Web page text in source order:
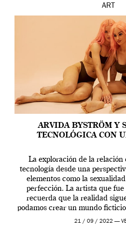
ART
ARVIDA BYSTRÖM Y
TECNOLÓGICA CON
La exploración de la relación
tecnología desde una
elementos como la
perfección. La artista que
recuerda que la realidad
podamos crear un mundo
que los humanos tienen
21 / 09 / 2022 —